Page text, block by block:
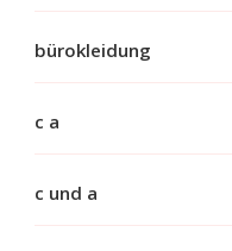
bürokleidung
c a
c und a